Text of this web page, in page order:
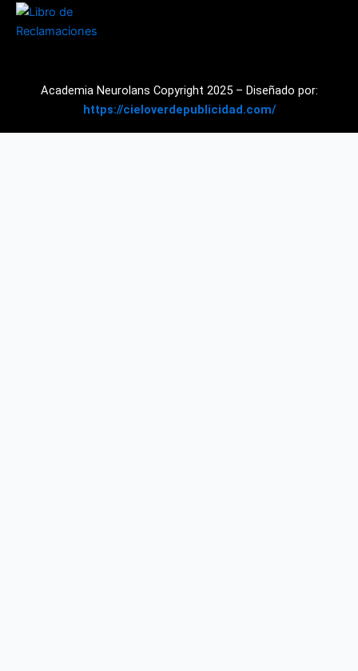
o
k
r
a
Academia Neurolans Copyright 2025 – Diseñado por:
https://cieloverdepublicidad.com/